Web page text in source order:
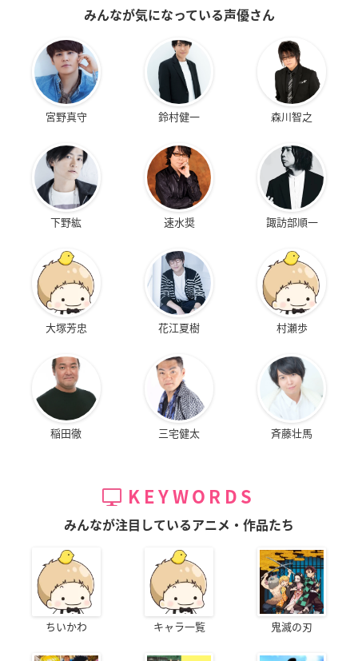
みんなが気になっている声優さん
宮野真守 鈴村健一 森川智之
下野紘 速水奨 諏訪部順一
大塚芳忠 花江夏樹 村瀬歩
稲田徹 三宅健太 斉藤壮馬
KEYWORDS
みんなが注目しているアニメ・作品たち
ちいかわ キャラ一覧 鬼滅の刃